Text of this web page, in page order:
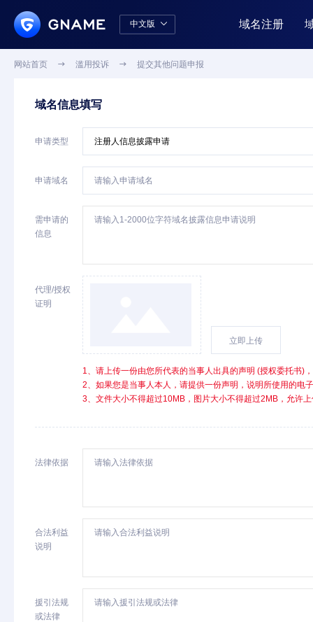
中文版 
English
域名注册
网站首页  滥用投诉  提交其他问题申报
域名信息填写
申请类型
申请域名
需申请的
信息
代理/授权
证明
立即上传
1、请上传一份由您所代表的当事人出具的声明 (授权委托书)
2、如果您是当事人本人，请提供一份声明，说明所使用的电
3、文件大小不得超过10MB，图片大小不得超过2MB，允许
法律依据
合法利益
说明
援引法规
或法律